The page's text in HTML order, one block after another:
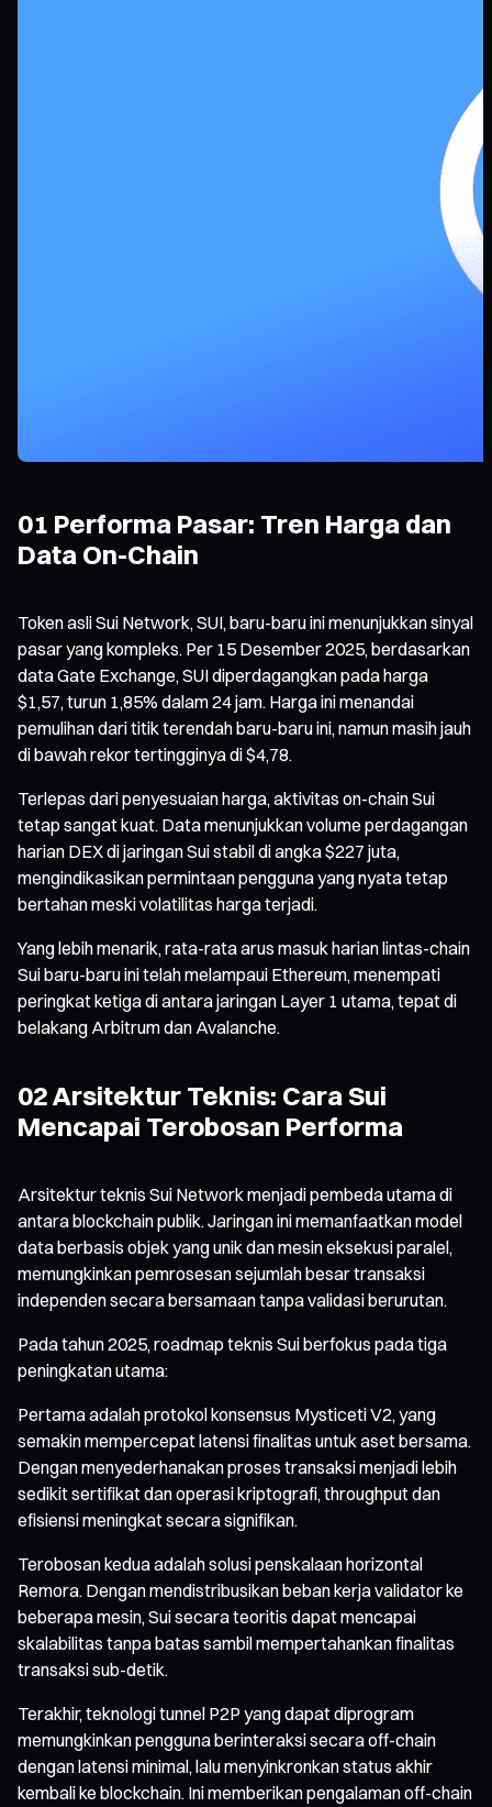
01 Performa Pasar: Tren Harga dan
Data On-Chain
Token asli Sui Network, SUI, baru-baru ini menunjukkan sinyal
pasar yang kompleks. Per 15 Desember 2025, berdasarkan
data Gate Exchange, SUI diperdagangkan pada harga
$1,57, turun 1,85% dalam 24 jam. Harga ini menandai
pemulihan dari titik terendah baru-baru ini, namun masih jauh
di bawah rekor tertingginya di $4,78.
Terlepas dari penyesuaian harga, aktivitas on-chain Sui
tetap sangat kuat. Data menunjukkan volume perdagangan
harian DEX di jaringan Sui stabil di angka $227 juta,
mengindikasikan permintaan pengguna yang nyata tetap
bertahan meski volatilitas harga terjadi.
Yang lebih menarik, rata-rata arus masuk harian lintas-chain
Sui baru-baru ini telah melampaui Ethereum, menempati
peringkat ketiga di antara jaringan Layer 1 utama, tepat di
belakang Arbitrum dan Avalanche.
02 Arsitektur Teknis: Cara Sui
Mencapai Terobosan Performa
Arsitektur teknis Sui Network menjadi pembeda utama di
antara blockchain publik. Jaringan ini memanfaatkan model
data berbasis objek yang unik dan mesin eksekusi paralel,
memungkinkan pemrosesan sejumlah besar transaksi
independen secara bersamaan tanpa validasi berurutan.
Pada tahun 2025, roadmap teknis Sui berfokus pada tiga
peningkatan utama:
Pertama adalah protokol konsensus Mysticeti V2, yang
semakin mempercepat latensi finalitas untuk aset bersama.
Dengan menyederhanakan proses transaksi menjadi lebih
sedikit sertifikat dan operasi kriptografi, throughput dan
efisiensi meningkat secara signifikan.
Terobosan kedua adalah solusi penskalaan horizontal
Remora. Dengan mendistribusikan beban kerja validator ke
beberapa mesin, Sui secara teoritis dapat mencapai
skalabilitas tanpa batas sambil mempertahankan finalitas
transaksi sub-detik.
Terakhir, teknologi tunnel P2P yang dapat diprogram
memungkinkan pengguna berinteraksi secara off-chain
dengan latensi minimal, lalu menyinkronkan status akhir
kembali ke blockchain. Ini memberikan pengalaman off-chain